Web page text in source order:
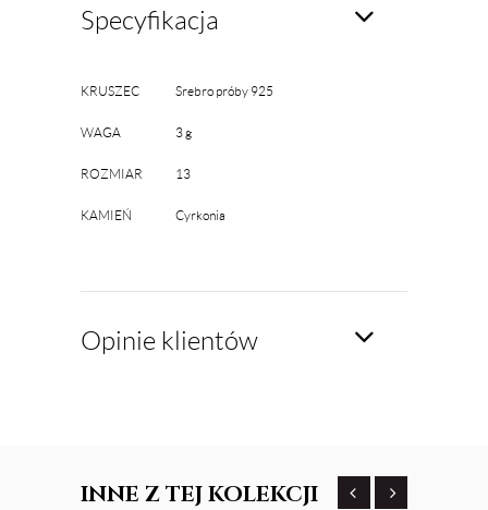
Specyfikacja
KRUSZEC Srebro próby 925
WAGA 3 g
ROZMIAR 13
KAMIEŃ Cyrkonia
Opinie klientów
INNE Z TEJ KOLEKCJI